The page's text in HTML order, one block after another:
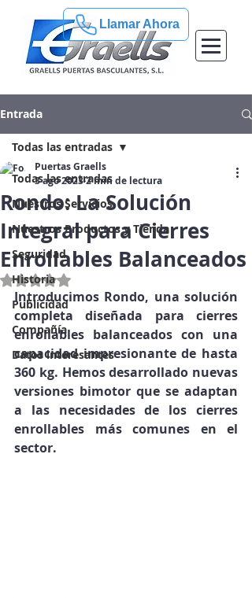
Llamar Ahora
Entrada
Todas las entradas
Nuestros Servicios
Nuestros Productos y Tienda
Seguridad
Historia
Publicidad
Compañía
Datos interesantes
Todas las entradas
Rondo: La Solución
Integral para Cierres
Enrollables Balanceados
Puertas Graells
3 ago 20232 min de lectura
Obtuvo NaN de 5 estrellas.
Introducimos Rondo, una solución
completa diseñada para cierres
enrollables balanceados con una
capacidad impresionante de hasta
360 kg. Hemos desarrollado nuevas
versiones bimotor que se adaptan
a las necesidades de los cierres
enrollables más comunes en el
sector.